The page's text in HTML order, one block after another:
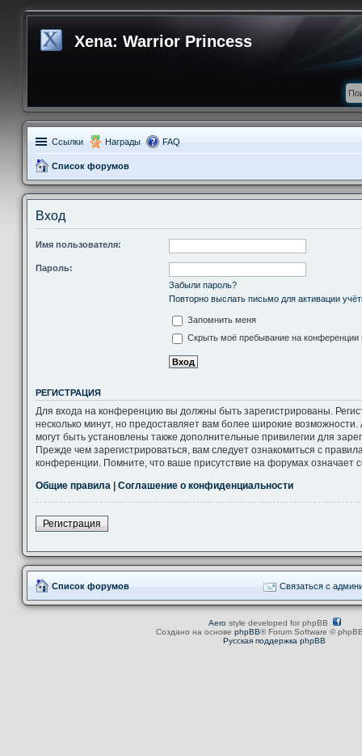
Xena: Warrior Princess
Ссылки Награды FAQ
Список форумов
Вход
Имя пользователя:
Пароль:
Забыли пароль?
Повторно выслать письмо для активации
Запомнить меня
Скрыть моё пребывание на конференции
РЕГИСТРАЦИЯ
Для входа на конференцию вы должны быть зарегистрированы.
несколько минут, но предоставляет вам более широкие
могут быть установлены также дополнительные привилегии для
Прежде чем зарегистрироваться, вам следует ознакомиться с
конференции. Помните, что ваше присутствие на форумах означает
Общие правила
Соглашение о конфиденциальности
Регистрация
Список форумов Связаться с
Aerostyle developed for phpBB
Создано на основе phpBB® Forum Software ©
Русская поддержка phpBB